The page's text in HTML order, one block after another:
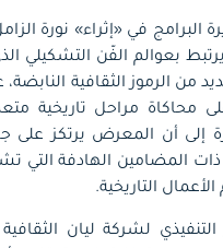
البرامج في «إثراء» نورة
بعوالم الفّن التشكيلي
من الرموز الثقافية
محاكاة مراحل تاريخية
إلى أن المعرض يرتكز على
المضامين الهادفة التي
التاريخية.
التنفيذي لشركة ليان